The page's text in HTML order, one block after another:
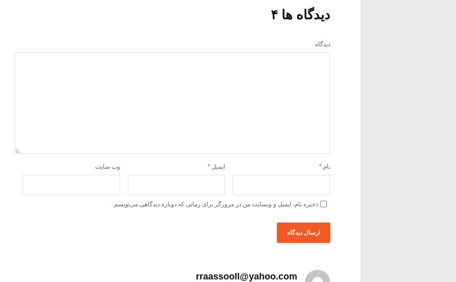
دیدگاه ها ۴
دیدگاه
نام * ایمیل * وب‌ سایت
ذخیره نام، ایمیل و وبسایت من در مرورگر برای زمانی که دوباره دیدگاهی می‌نویسم.
rraassooll@yahoo.com